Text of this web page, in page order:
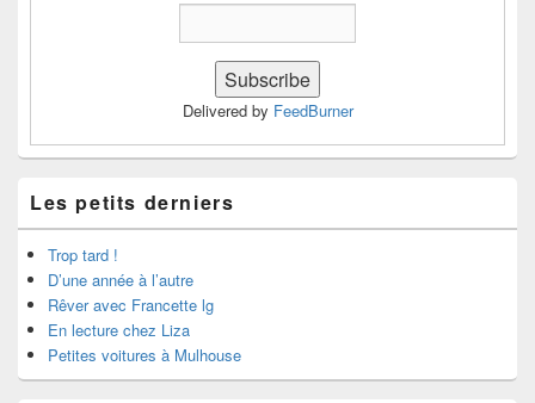
Delivered by FeedBurner
Les petits derniers
Trop tard !
D’une année à l’autre
Rêver avec Francette lg
En lecture chez Liza
Petites voitures à Mulhouse